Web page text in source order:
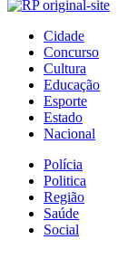
Cidade
Concurso
Cultura
Educação
Esporte
Estado
Nacional
Polícia
Politica
Região
Saúde
Social